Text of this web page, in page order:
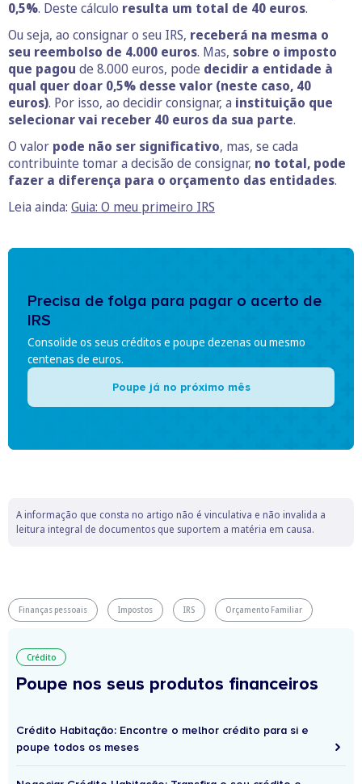
0,5%. Deste cálculo resulta um total de 40 euros.
Ou seja, ao consignar o seu IRS, receberá na mesma o
seu reembolso de 4.000 euros. Mas, sobre o imposto
que pagou de 8.000 euros, pode decidir a entidade à
qual quer doar 0,5% desse valor (neste caso, 40
euros). Por isso, ao decidir consignar, a instituição que
selecionar vai receber 40 euros da sua parte.
O valor pode não ser significativo, mas, se cada
contribuinte tomar a decisão de consignar, no total, pode
fazer a diferença para o orçamento das entidades.
Leia ainda: Guia: O meu primeiro IRS
Precisa de folga para pagar o acerto de
IRS
Consolide os seus créditos e poupe dezenas ou mesmo
centenas de euros.
Poupe já no próximo mês
A informação que consta no artigo não é vinculativa e não invalida a
leitura integral de documentos que suportem a matéria em causa.
Finanças pessoais Impostos IRS Orçamento Familiar
Crédito
Poupe nos seus produtos financeiros
Crédito Habitação: Encontre o melhor crédito para si e
poupe todos os meses